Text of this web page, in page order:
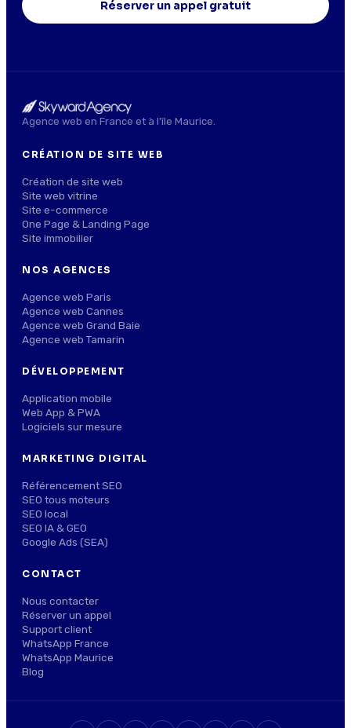
Réserver un appel gratuit
Agence web en France et à l'île Maurice.
CRÉATION DE SITE WEB
Création de site web
Site web vitrine
Site e-commerce
One Page & Landing Page
Site immobilier
NOS AGENCES
Agence web Paris
Agence web Cannes
Agence web Grand Baie
Agence web Tamarin
DÉVELOPPEMENT
Application mobile
Web App & PWA
Logiciels sur mesure
MARKETING DIGITAL
Référencement SEO
SEO tous moteurs
SEO local
SEO IA & GEO
Google Ads (SEA)
CONTACT
Nous contacter
Réserver un appel
Support client
WhatsApp France
WhatsApp Maurice
Blog